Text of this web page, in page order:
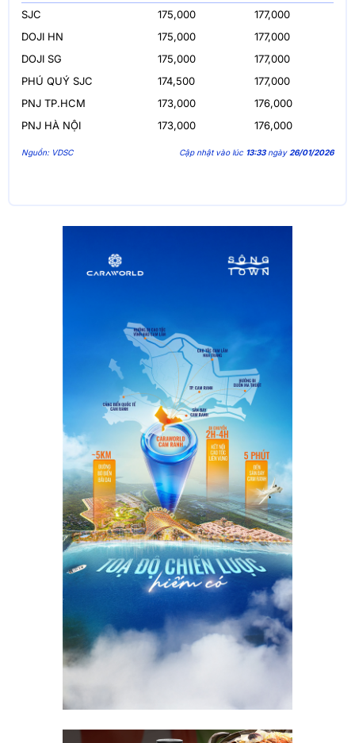
SJC
175,000
177,000
DOJI HN
175,000
177,000
DOJI SG
175,000
177,000
PHÚ QUÝ SJC
174,500
177,000
PNJ TP.HCM
173,000
176,000
PNJ HÀ NỘI
173,000 176,000
Nguồn: VDSC Cập nhật vào lúc 13:33ngày 26/01/2026